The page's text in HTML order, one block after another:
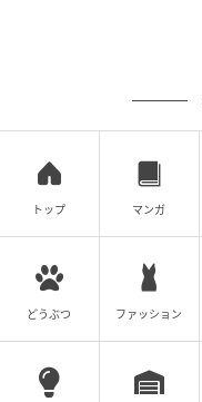
トップ マンガ
どうぶつ ファッション